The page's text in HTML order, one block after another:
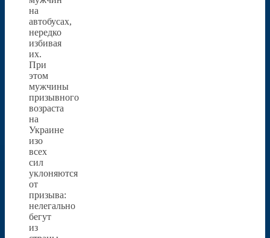
на
автобусах,
нередко
избивая
их.
При
этом
мужчины
призывного
возраста
на
Украине
изо
всех
сил
уклоняются
от
призыва:
нелегально
бегут
из